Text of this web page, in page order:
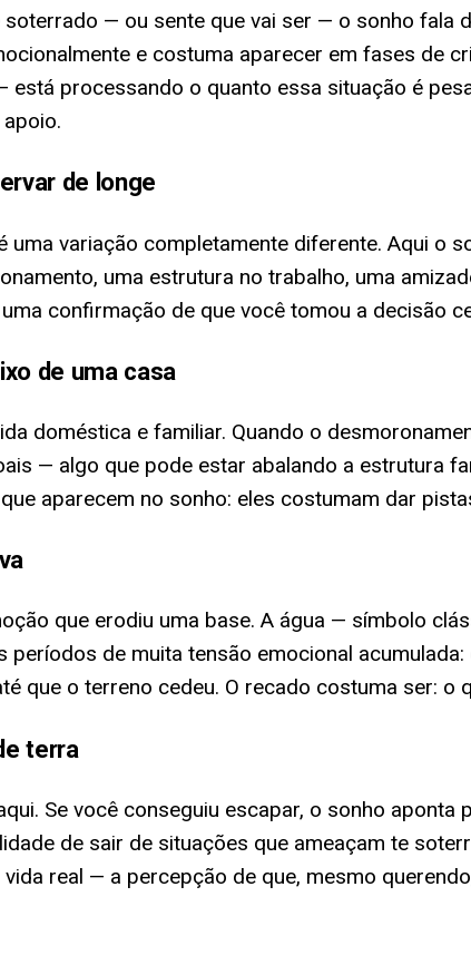
— ou sente que vai ser — o sonho fala
e costuma aparecer em fases de
processando o quanto essa situação é
de longe
variação completamente diferente. Aqui o
uma estrutura no trabalho, uma
confirmação de que você tomou a decisão
de uma casa
doméstica e familiar. Quando o
— algo que pode estar abalando a estrutura
que aparecem no sonho: eles costumam dar
que erodiu uma base. A água — símbolo
períodos de muita tensão emocional
que o terreno cedeu. O recado costuma ser: o
terra
Se você conseguiu escapar, o sonho
de sair de situações que ameaçam te
real — a percepção de que, mesmo